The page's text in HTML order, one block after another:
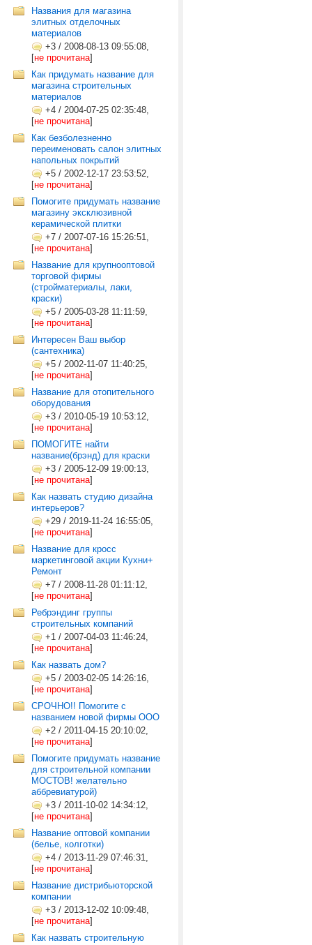
Названия для магазина
элитных отделочных
материалов
+3 / 2008-08-13 09:55:08,
[не прочитана]
Как придумать название для
магазина строительных
материалов
+4 / 2004-07-25 02:35:48,
[не прочитана]
Как безболезненно
переименовать салон элитных
напольных покрытий
+5 / 2002-12-17 23:53:52,
[не прочитана]
Помогите придумать название
магазину эксклюзивной
керамической плитки
+7 / 2007-07-16 15:26:51,
[не прочитана]
Название для крупнооптовой
торговой фирмы
(стройматериалы, лаки,
краски)
+5 / 2005-03-28 11:11:59,
[не прочитана]
Интересен Ваш выбор
(сантехника)
+5 / 2002-11-07 11:40:25,
[не прочитана]
Название для отопительного
оборудования
+3 / 2010-05-19 10:53:12,
[не прочитана]
ПОМОГИТЕ найти
название(брэнд) для краски
+3 / 2005-12-09 19:00:13,
[не прочитана]
Как назвать студию дизайна
интерьеров?
+29 / 2019-11-24 16:55:05,
[не прочитана]
Название для кросс
маркетинговой акции Кухни+
Ремонт
+7 / 2008-11-28 01:11:12,
[не прочитана]
Ребрэндинг группы
строительных компаний
+1 / 2007-04-03 11:46:24,
[не прочитана]
Как назвать дом?
+5 / 2003-02-05 14:26:16,
[не прочитана]
СРОЧНО!! Помогите с
названием новой фирмы ООО
+2 / 2011-04-15 20:10:02,
[не прочитана]
Помогите придумать название
для строительной компании
МОСТОВ! желательно
аббревиатурой)
+3 / 2011-10-02 14:34:12,
[не прочитана]
Название оптовой компании
(белье, колготки)
+4 / 2013-11-29 07:46:31,
[не прочитана]
Название дистрибьюторской
компании
+3 / 2013-12-02 10:09:48,
[не прочитана]
Как назвать строительную